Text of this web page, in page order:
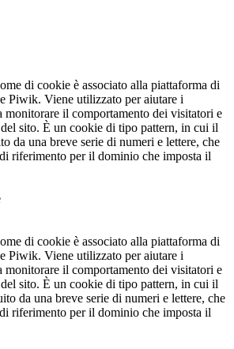
di cookie è associato alla piattaforma di
Piwik. Viene utilizzato per aiutare i
monitorare il comportamento dei visitatori e
sito. È un cookie di tipo pattern, in cui il
da una breve serie di numeri e lettere, che
riferimento per il dominio che imposta il
di cookie è associato alla piattaforma di
Piwik. Viene utilizzato per aiutare i
monitorare il comportamento dei visitatori e
sito. È un cookie di tipo pattern, in cui il
da una breve serie di numeri e lettere, che
riferimento per il dominio che imposta il